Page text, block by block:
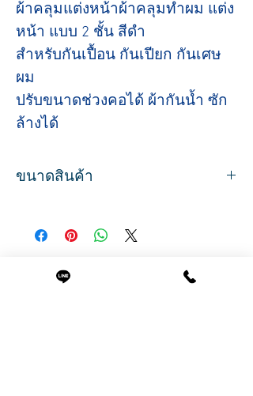
ผ้าคลุมแต่งหน้าผ้าคลุมทำผม แต่ง
หน้า แบบ 2 ชั้น สีดำ
สำหรับกันเปื้อน กันเปียก กันเศษ
ผม
ปรับขนาดช่วงคอได้ ผ้ากันน้ำ ซัก
ล้างได้
ขนาดสินค้า
กว้าง 72 ซม.
ยาว 98 ซม.
Related Products